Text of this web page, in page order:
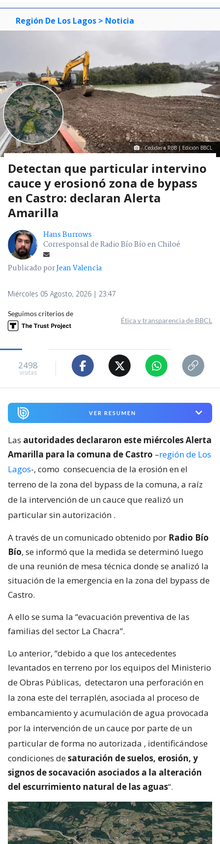
Región De Los Lagos > Noticia
Cedidas a RBB | Edición BBCL
Detectan que particular intervino
cauce y erosionó zona de bypass
en Castro: declaran Alerta
Amarilla
Hans Burrows
Corresponsal de Radio Bío Bío en Chiloé
Publicado porJean Valencia
Miércoles 05 Agosto, 2026 | 23:47
Seguimos criterios de
Ética y transparencia de BBCL
2498
visitas
VER RESUMEN
Las autoridades declararon este miércoles Alerta
Amarilla para la comuna de Castro –región de Los
Lagos-, como consecuencia de la erosión en el
terreno de la zona del bypass de la comuna, a raíz
de la intervención de un cauce que realizó un
particular sin autorización .
A través de un comunicado obtenido por Radio Bío
Bío, se informó que la medida se determinó luego
de una reunión de mesa técnica donde se analizó la
situación de la emergencia en la zona del bypass de
Castro.
A ello se suma la “evacuación preventiva de las
familias del sector La Chacra”.
Lo anterior, “debido a que los antecedentes
levantados en terreno por los equipos del Ministerio
de Obras Públicas, detectaron una perforación en
la zona este del terraplén, asociada al proceso de
embancamiento y acumulación de agua provocada
por la intervención de un cauce por parte de un
particular de forma no autorizada , identificándose
condiciones desaturación de suelos, erosión, y
signos de socavación asociados a la alteración
del escurrimiento natural de las aguas“.